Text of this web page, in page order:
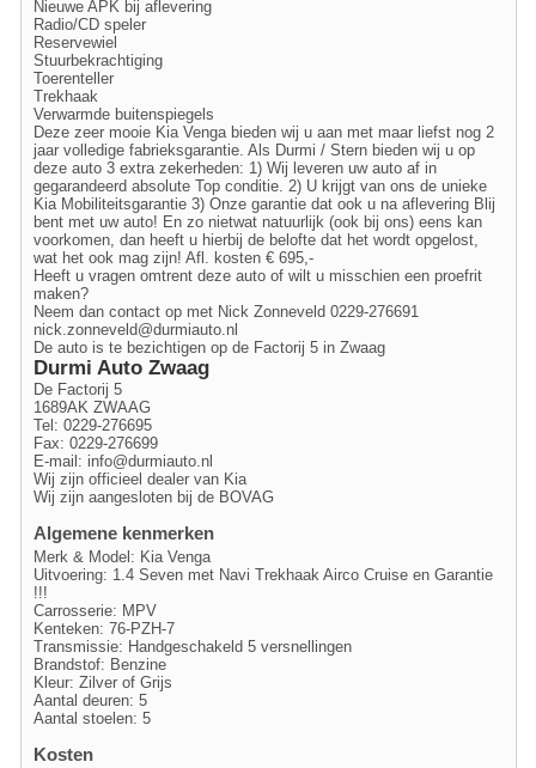
Nieuwe APK bij aflevering
Radio/CD speler
Reservewiel
Stuurbekrachtiging
Toerenteller
Trekhaak
Verwarmde buitenspiegels
Deze zeer mooie Kia Venga bieden wij u aan met maar liefst nog 2
jaar volledige fabrieksgarantie. Als Durmi / Stern bieden wij u op
deze auto 3 extra zekerheden: 1) Wij leveren uw auto af in
gegarandeerd absolute Top conditie. 2) U krijgt van ons de unieke
Kia Mobiliteitsgarantie 3) Onze garantie dat ook u na aflevering Blij
bent met uw auto! En zo nietwat natuurlijk (ook bij ons) eens kan
voorkomen, dan heeft u hierbij de belofte dat het wordt opgelost,
wat het ook mag zijn! Afl. kosten € 695,-
Heeft u vragen omtrent deze auto of wilt u misschien een proefrit
maken?
Neem dan contact op met Nick Zonneveld 0229-276691
nick.zonneveld@durmiauto.nl
De auto is te bezichtigen op de Factorij 5 in Zwaag
Durmi Auto Zwaag
De Factorij 5
1689AK ZWAAG
Tel: 0229-276695
Fax: 0229-276699
E-mail: info@durmiauto.nl
Wij zijn officieel dealer van Kia
Wij zijn aangesloten bij de BOVAG
Algemene kenmerken
Merk & Model: Kia Venga
Uitvoering: 1.4 Seven met Navi Trekhaak Airco Cruise en Garantie
!!!
Carrosserie: MPV
Kenteken: 76-PZH-7
Transmissie: Handgeschakeld 5 versnellingen
Brandstof: Benzine
Kleur: Zilver of Grijs
Aantal deuren: 5
Aantal stoelen: 5
Kosten